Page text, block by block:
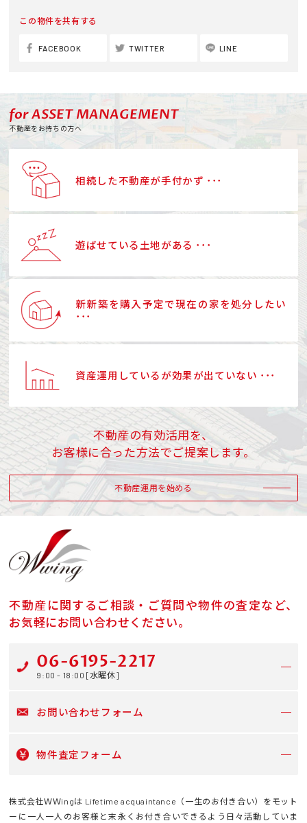
この物件を共有する
FACEBOOK TWITTER LINE
for ASSET MANAGEMENT
不動産をお持ちの方へ
相続した不動産が手付かず ･･･
遊ばせている土地がある ･･･
新新築を購入予定で現在の家を処分したい
･･･
資産運用しているが効果が出ていない ･･･
不動産の有効活用を、
お客様に合った方法でご提案します。
不動産運用を始める
不動産に関するご相談・ご質問や物件の査定など、
お気軽にお問い合わせください。
06-6195-2217
9:00 - 18:00 [水曜休]
お問い合わせフォーム
物件査定フォーム
株式会社ＷＷingは Lifetime acquaintance（一生のお付き合い）をモット
ーに一人一人のお客様と末永くお付き合いできるよう日々活動していま